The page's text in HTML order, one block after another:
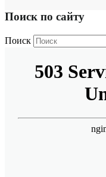
Поиск по сайту
Поиск